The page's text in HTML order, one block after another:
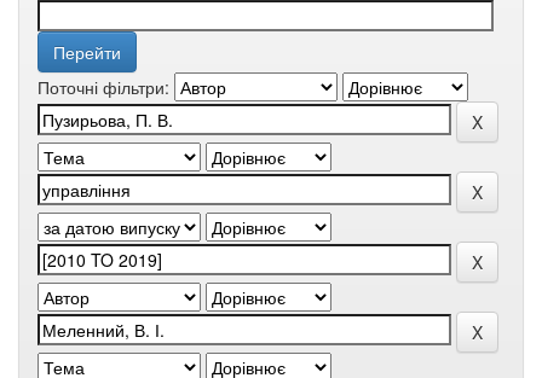
Поточні фільтри: